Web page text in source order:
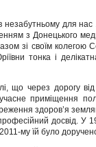
для нас
з Донецького
зі своїм колегою
тонка і
що через дорогу
приміщення
здоров’я
досвід. У
му їй було